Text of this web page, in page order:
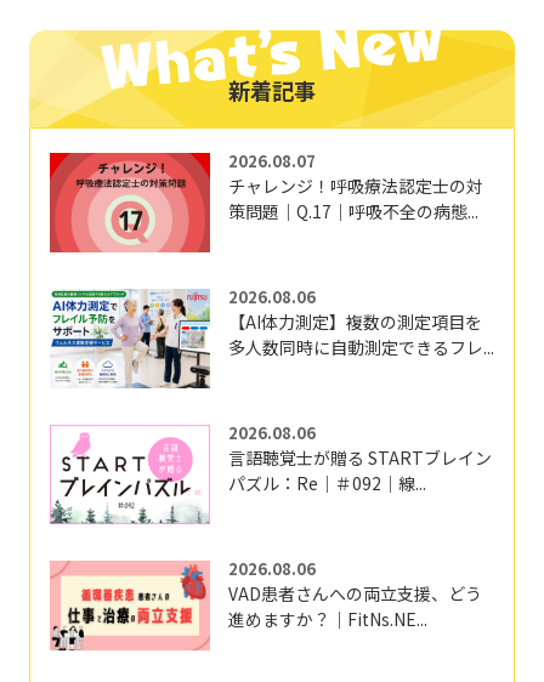
新着記事
2026.08.07
チャレンジ！呼吸療法認定士の対
策問題｜Q.17｜呼吸不全の病態...
2026.08.06
【AI体力測定】複数の測定項目を
多人数同時に自動測定できるフレ...
2026.08.06
言語聴覚士が贈る STARTブレイン
パズル：Re｜＃092｜線...
2026.08.06
VAD患者さんへの両立支援、どう
進めますか？｜FitNs.NE...